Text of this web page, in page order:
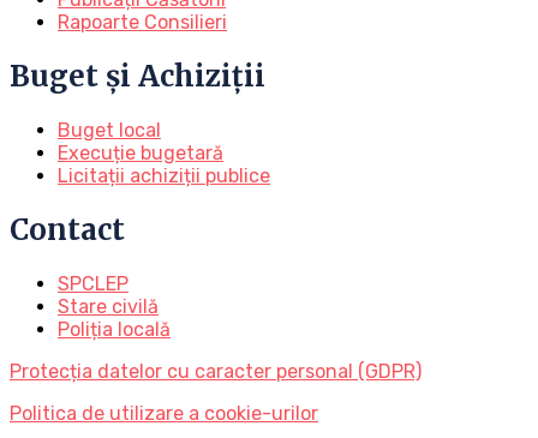
Rapoarte Consilieri
Buget și Achiziții
Buget local
Execuție bugetară
Licitații achiziții publice
Contact
SPCLEP
Stare civilă
Poliția locală
Protecția datelor cu caracter personal (GDPR)
Politica de utilizare a cookie-urilor